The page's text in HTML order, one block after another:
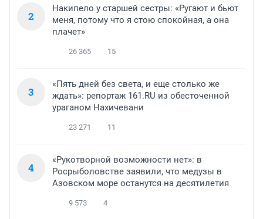
2
Накипело у старшей сестры: «Ругают и бьют
меня, потому что я стою спокойная, а она
плачет»
26 365 15
3
«Пять дней без света, и еще столько же
ждать»: репортаж 161.RU из обесточенной
ураганом Нахичевани
23 271 11
4
«Рукотворной возможности нет»: в
Росрыболовстве заявили, что медузы в
Азовском море останутся на десятилетия
9 573 4